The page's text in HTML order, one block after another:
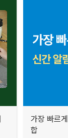
가장 빠르
합